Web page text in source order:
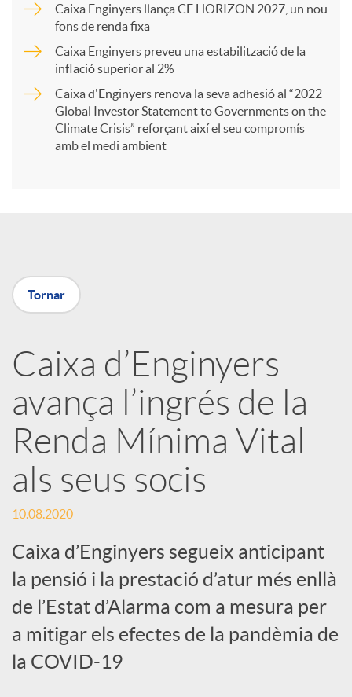
r
X
a
r
x
e
s
S
o
c
Caixa Enginyers llança CE HORIZON 2027, un nou
fons de renda fixa
Caixa Enginyers preveu una estabilització de la
inflació superior al 2%
Caixa d'Enginyers renova la seva adhesió al “2022
Global Investor Statement to Governments on the
Climate Crisis” reforçant així el seu compromís
amb el medi ambient
Tornar
Caixa d’Enginyers
avança l’ingrés de la
Renda Mínima Vital
als seus socis
10.08.2020
Caixa d’Enginyers segueix anticipant
la pensió i la prestació d’atur més enllà
de l’Estat d’Alarma com a mesura per
a mitigar els efectes de la pandèmia de
la COVID-19